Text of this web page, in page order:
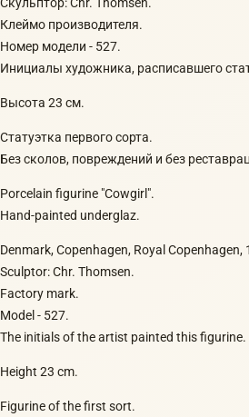
Клеймо производителя.
Номер модели - 527.
Инициалы художника, расписавшего
Высота 23 см.
Статуэтка первого сорта.
Без сколов, повреждений и без
Porcelain figurine "Cowgirl".
Hand-painted underglaz.
Denmark, Copenhagen, Royal Copenhagen,
Sculptor: Chr. Thomsen.
Factory mark.
Model - 527.
The initials of the artist painted this figurine.
Height 23 cm.
Figurine of the first sort.